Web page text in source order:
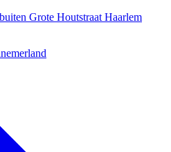
Grote Houtstraat Haarlem